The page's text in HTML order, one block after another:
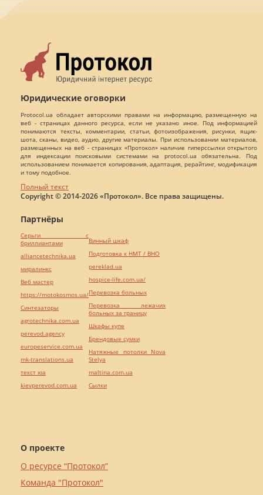
Юридические оговорки
Protocol.ua обладает авторскими правами на информацию, размещенную на
веб - страницах данного ресурса, если не указано иное. Под информацией
понимаются тексты, комментарии, статьи, фотоизображения, рисунки, ящик-
шота, сканы, видео, аудио, другие материалы. При использовании материалов,
размещенных на веб - страницах «Протокол» наличие гиперссылки открытого
для индексации поисковыми системами на protocol.ua обязательна. Под
использованием понимается копирования, адаптация, рерайтинг, модификация
и тому подобное.
Полный текст
Copyright © 2014-2026 «Протокол». Все права защищены.
О проекте
О ресурсе “Протокол”
Команда "Протокол"
Партнёры
Серьги с
бриллиантами
alliancetechnika.ua
миралинкс
Веб мастер
https://motokosmos.ua/
Синтезаторы
agrotechnika.com.ua
perevod.agency
europeservice.com.ua
mk-translations.ua
текст юа
kievperevod.com.ua
Винный шкаф
Подготовка к НМТ / ВНО
pereklad.ua
hospice-life.com.ua/
Перевозка больных
Перевозка лежачих
больных за границу
Шкафы купе
Брендовые сумки
Натяжные потолки Nova
Stelya
maltina.com.ua
Cылки